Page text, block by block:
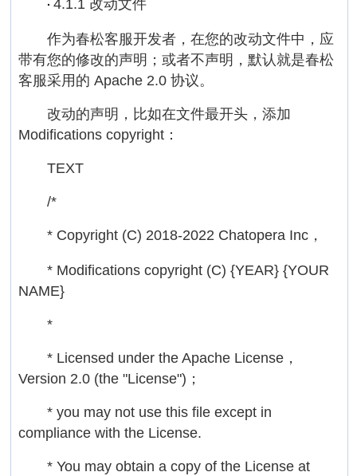
· 4.1.1 改动文件
作为春松客服开发者，在您的改动文件中，应
带有您的修改的声明；或者不声明，默认就是春松
客服采用的 Apache 2.0 协议。
改动的声明，比如在文件最开头，添加
Modifications copyright：
TEXT
/*
* Copyright (C) 2018-2022 Chatopera Inc，
* Modifications copyright (C) {YEAR} {YOUR
NAME}
*
* Licensed under the Apache License，
Version 2.0 (the "License")；
* you may not use this file except in
compliance with the License.
* You may obtain a copy of the License at